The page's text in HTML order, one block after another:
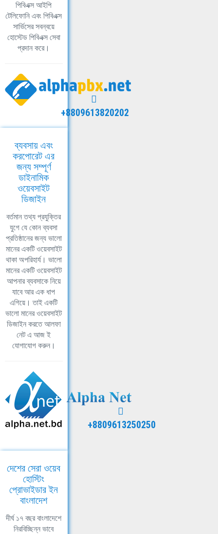
পিবিএক্স আইপি
টেলিফোনি এবং পিবিএক্স
সার্ভিসের সবন্বয়ে
হোস্টেড পিবিএক্স সেবা
প্রদান করে।
+8809613820202
ব্যবসায় এবং
করপোরেট এর
জন্য সম্পূর্ণ
ডাইনামিক
ওয়েবসাইট
ডিজাইন
বর্তমান তথ্য প্রযুক্তির
যুগে যে কোন ব্যবসা
প্রতিষ্ঠানের জন্য ভালো
মানের একটি ওয়েবসাইট
থাকা অপরিহার্য। ভালো
মানের একটি ওয়েবসাইট
আপনার ব্যবসাকে নিয়ে
যাবে আর এক ধাপ
এগিয়ে। তাই একটি
ভালো মানের ওয়েবসাইট
ডিজাইন করতে আলফা
নেট এ আজ ই
যোগাযোগ করুন।
+8809613250250
দেশের সেরা ওয়েব
হোস্টিং
প্রোভাইডার ইন
বাংলাদেশ
দীর্ঘ ১৭ বছর বাংলাদেশে
নিরবিচ্ছিন্ন ভাবে